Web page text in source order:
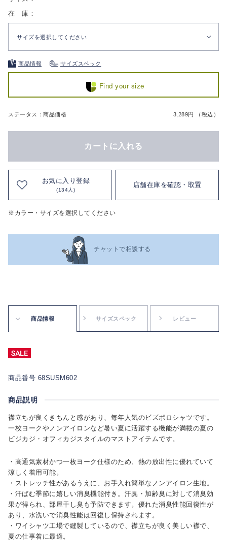
在 庫：
サイズを選択してください
商品情報 サイズスペック
Find your size
ステータス：商品価格 3,289円 （税込）
カートに入れる
お気に入り登録
(134人)
店舗在庫を確認・取置
※カラー・サイズを選択してください
チャットで相談する
商品情報 サイズスペック レビュー
商品番号 68SUSM602
商品説明
襟立ちが良くきちんと感があり、毎年人気のビズポロシャツです。
一枚ヨークやノンアイロンなど暑い夏に活躍する機能が満載の夏の
ビジカジ・オフィカジスタイルのマストアイテムです。
・高通気素材かつ一枚ヨーク仕様のため、熱の放出性に優れていて
涼しく着用可能。
・ストレッチ性があるうえに、お手入れ簡単なノンアイロン生地。
・汗ばむ季節に嬉しい消臭機能付き。汗臭・加齢臭に対して消臭効
果が得られ、部屋干し臭も予防できます。優れた消臭性能回復性が
あり、水洗いで消臭性能は回復し保持されます。
・ワイシャツ工場で縫製しているので、襟立ちが良く美しい襟で、
夏の仕事着に最適。